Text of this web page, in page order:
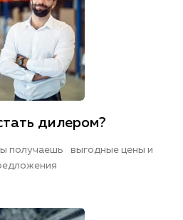
дилером?
получаешь выгодные цены и